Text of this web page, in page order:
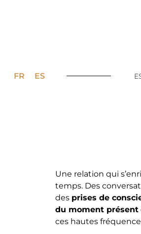
FR ES
Une relation qui
temps. Des
des prises de
du moment présent
ces hautes